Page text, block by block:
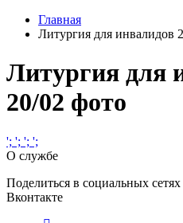
Главная
Литургия для инвалидов
Литургия для
20/02 фото
'; '; '; ';
О службе
Поделиться в социальных сетях
Вконтакте